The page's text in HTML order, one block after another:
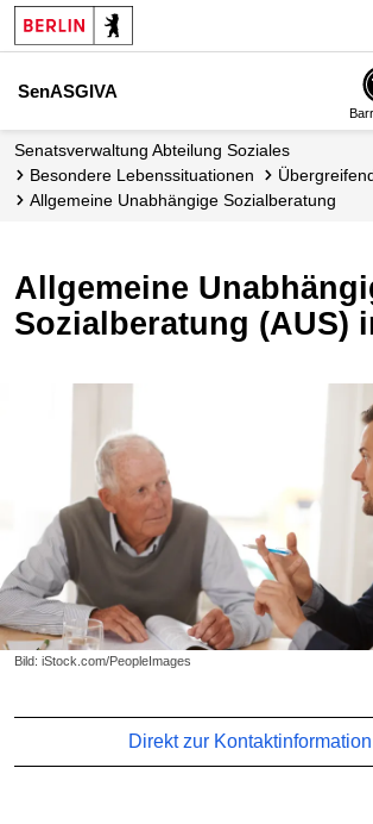
SenASGIVA
Senats­verwaltung Abteilung Soziales
Besondere Lebens­situationen
Allgemeine Unabhängige Sozialberatung
Allgemeine Unabhängige
Sozialberatung (AUS)
Bild: iStock.com/PeopleImages
Direkt zur